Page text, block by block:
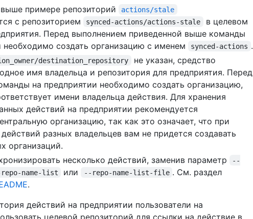
примере репозиторий
actions/stale
с репозиторием synced-actions/actions-stale
в целевом
Перед выполнением приведенной выше команды
необходимо создать организацию с именем
synced-actions .
destination_repository
не указан, средство
имя владельца и репозитория для предприятия. Перед
на предприятии необходимо создать организацию,
имени владельца действия. Для хранения
действий на предприятии рекомендуется
организацию, так как это означает, что при
разных владельцев вам не придется создавать
организаций.
несколько действий, заменив параметр
--
name-list или --repo-name-list-file . См. раздел
.
действий на предприятии пользователи на
целевой репозиторий для ссылки на действие в